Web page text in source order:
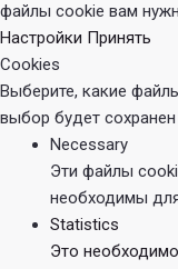
файлы cookie вам
Настройки Принять
Cookies
Выберите, какие
выбор будет
Necessary
Эти файлы
необходимы
Statistics
Это